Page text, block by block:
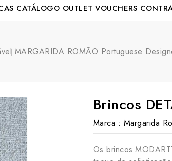
CATÁLOGO OUTLET VOUCHERS
MARGARIDA ROMÃO Portuguese
Brincos
Marca : Margarida
Os brincos